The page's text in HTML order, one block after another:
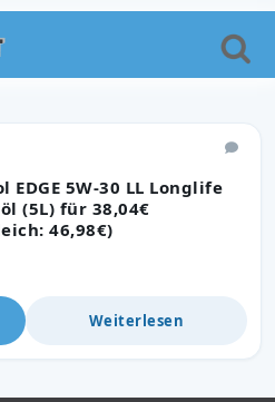
EDGE 5W-30 LL Longlife
(5L) für 38,04€
46,98€)
Weiterlesen